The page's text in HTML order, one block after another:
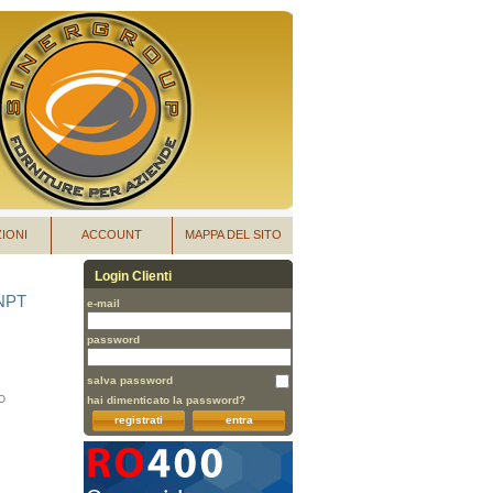
MAPPA DEL SITO
ACCOUNT
Login Clienti
e-mail
password
salva password
hai dimenticato la password?
entra
registrati